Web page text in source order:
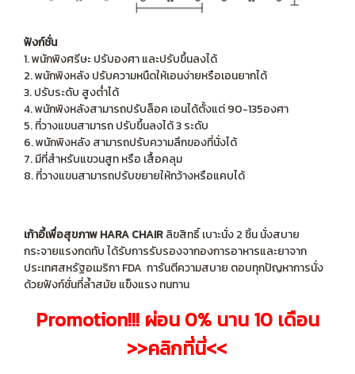
ฟังก์ชั่น
1. พนักพิงศรีษะ ปรับองศา และปรับขึ้นลงได้
2. พนักพิงหลัง ปรับความหนืดให้เอนง่ายหรือเอนยากได้
3. ปรับระดับ สูงต่ำได้
4. พนักพิงหลังสามารถปรับล็อค เอนได้ตั้งแต่ 90-135องศา
5. ที่วางแขนสามารถ ปรับขึ้นลงได้ 3 ระดับ
6. พนักพิงหลัง สามารถปรับความลึกของที่นั่งได้
7. มีที่สำหรับแขวนสูท หรือ เสื้อคลุม
8. ที่วางแขนสามารถปรับขยายให้กว้างหรือแคบได้
เก้าอี้เพื่อสุขภาพ HARA CHAIRลิขสิทธิ์ เบาะนั่ง 2 ชิ้น นั่งสบาย
กระจายแรงกดทับ ได้รับการรับรองจากองการอาหารและยาจาก
ประเทศสหรัฐอเมริกา FDA การันตีความสบาย ตอบทุกปัญหาการนั่ง
ด้วยฟังก์ชั่นที่ล้ำสมัย แข็งแรง ทนทาน
Promotion!!! ผ่อน 0% นาน 10 เดือน
>>คลิกที่นี่<<